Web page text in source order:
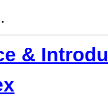
&